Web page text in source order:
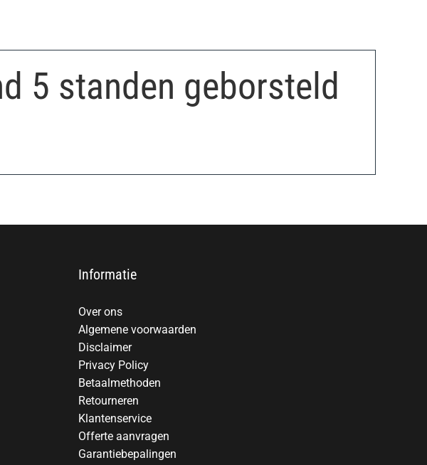
5 standen geborsteld
Informatie
Over ons
Algemene voorwaarden
Disclaimer
Privacy Policy
Betaalmethoden
Retourneren
Klantenservice
Offerte aanvragen
Garantiebepalingen